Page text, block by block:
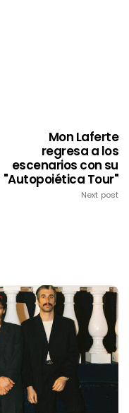
Mon Laferte
regresa a los
escenarios con su
"Autopoiética Tour"
Next post